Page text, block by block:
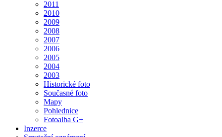
2011
2010
2009
2008
2007
2006
2005
2004
2003
Historické foto
Současné foto
Mapy
Pohlednice
Fotoalba G+
Inzerce